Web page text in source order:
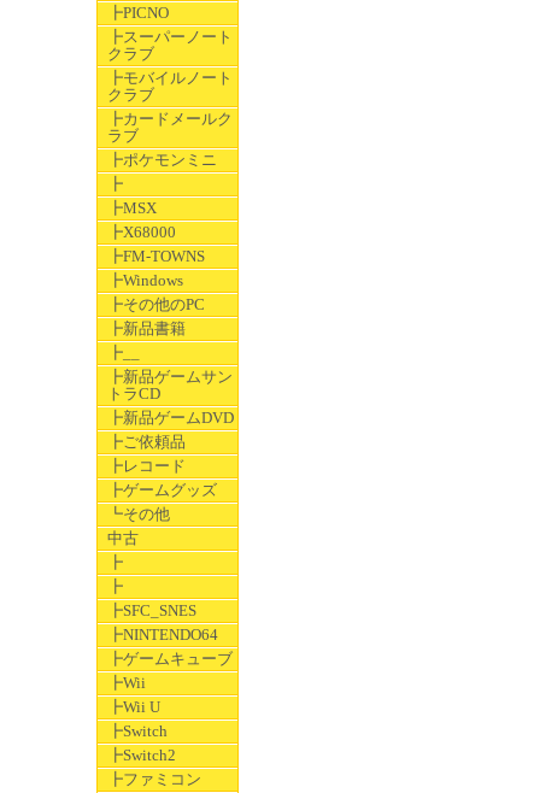
┣PICNO
┣スーパーノート
クラブ
┣モバイルノート
クラブ
┣カードメールク
ラブ
┣ポケモンミニ
┣
┣MSX
┣X68000
┣FM-TOWNS
┣Windows
┣その他のPC
┣新品書籍
┣__
┣新品ゲームサン
トラCD
┣新品ゲームDVD
┣ご依頼品
┣レコード
┣ゲームグッズ
┗その他
中古
┣
┣
┣SFC_SNES
┣NINTENDO64
┣ゲームキューブ
┣Wii
┣Wii U
┣Switch
┣Switch2
┣ファミコン